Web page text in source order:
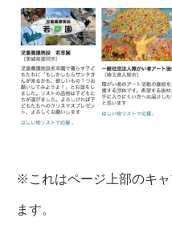
※これはページ上部のキ
ます。